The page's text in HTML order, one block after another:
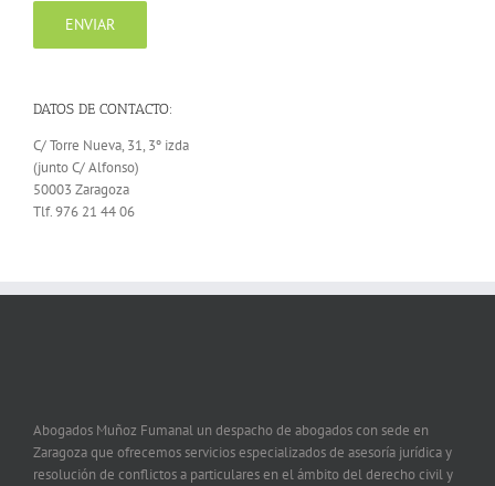
DATOS DE CONTACTO:
C/ Torre Nueva, 31, 3º izda
(junto C/ Alfonso)
50003 Zaragoza
Tlf. 976 21 44 06
Abogados Muñoz Fumanal un despacho de abogados con sede en
Zaragoza que ofrecemos servicios especializados de asesoría jurídica y
resolución de conflictos a particulares en el ámbito del derecho civil y